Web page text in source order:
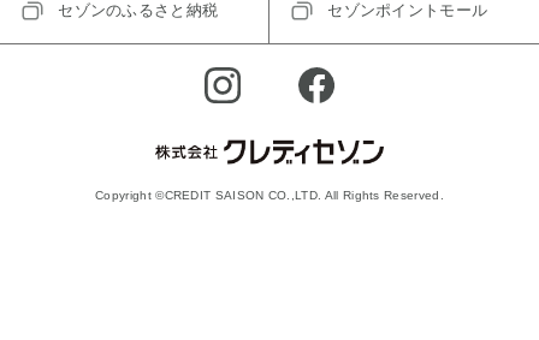
セゾンのふるさと納税 セゾンポイントモール
Copyright ©CREDIT SAISON CO.,LTD. All Rights Reserved.